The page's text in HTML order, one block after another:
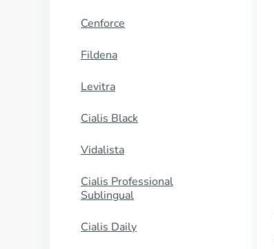
Cenforce
Fildena
Levitra
Cialis Black
Vidalista
Cialis Professional
Sublingual
Cialis Daily